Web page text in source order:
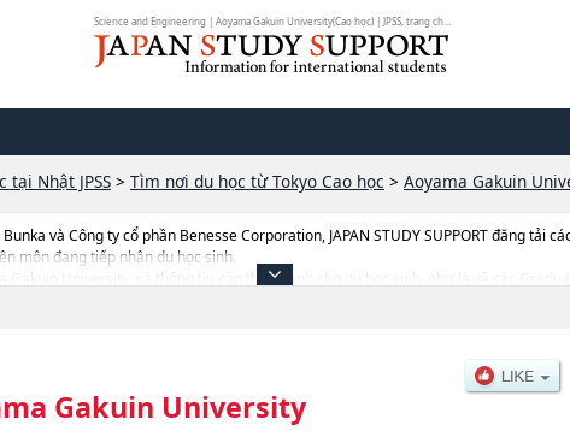
Nhật JPSS > Tìm nơi du học từ Tokyo Cao học > Aoyama Gakuin
và Công ty cổ phần Benesse Corporation, JAPAN STUDY SUPPORT đăng tải
môn đang tiếp nhận du học sinh.
Gakuin University, và thông tin cần thiết dành cho du học sinh, như là về các
thông tin về từng khoa nghiên cứu, thông tin liên quan đến thi tuyển như số
Gakuin University